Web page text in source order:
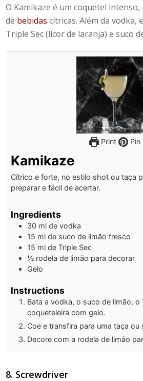
O Kamikaze é um coquetel intenso,
de bebidas cítricas. Além da vodka,
Triple Sec (licor de laranja) e suco
Print Pin
Kamikaze
Cítrico e forte, no estilo shot ou taça
preparar e fácil de acertar.
Ingredients
30 ml de vodka
15 ml de suco de limão fresco
15 ml de Triple Sec
½ rodela de limão para decorar
Gelo
Instructions
Bata a vodka, o suco de limão, o
coqueteleira com gelo.
Coe e transfira para uma taça
Decore com a rodela de limão
8. Screwdriver